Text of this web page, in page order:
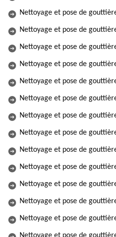
Nettoyage et pose de
Nettoyage et pose de
Nettoyage et pose de
Nettoyage et pose de
Nettoyage et pose de
Nettoyage et pose de
Nettoyage et pose de
Nettoyage et pose de
Nettoyage et pose de
Nettoyage et pose de
Nettoyage et pose de
Nettoyage et pose de
Nettoyage et pose de